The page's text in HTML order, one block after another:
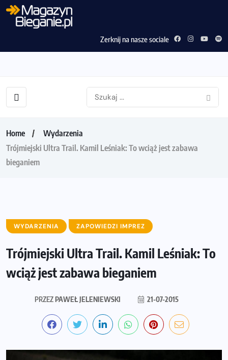
Zerknij na nasze sociale
Home
Wydarzenia
Trójmiejski Ultra Trail. Kamil Leśniak: To wciąż jest zabawa
bieganiem
WYDARZENIA ZAPOWIEDZI IMPREZ
Trójmiejski Ultra Trail. Kamil Leśniak: To
wciąż jest zabawa bieganiem
PRZEZPAWEŁ JELENIEWSKI 21-07-2015